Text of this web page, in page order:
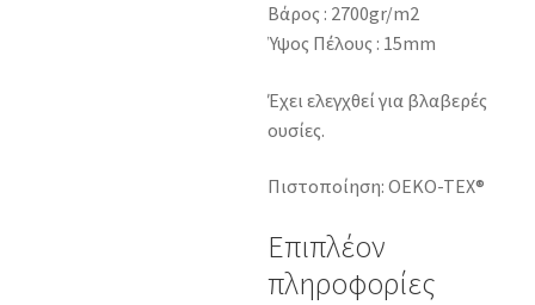
Βάρος : 2700gr/m2
Ύψος Πέλους : 15mm
Έχει ελεγχθεί για βλαβερές
ουσίες.
Πιστοποίηση: OEKO-TEX®
Επιπλέον
πληροφορίες